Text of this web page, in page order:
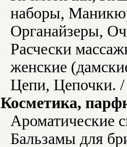
наборы,
Органайзеры,
Расчески
женские
Цепи, Цепочки.
Косметика,
Ароматические
Бальзамы для